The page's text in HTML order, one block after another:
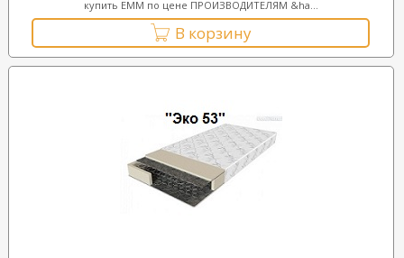
купить ЕММ по цене ПРОИЗВОДИТЕЛЯМ &ha...
В корзину